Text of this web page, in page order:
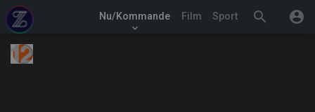
search account_circle
Nu/Kommande
keyboard_arrow_down
Film Sport